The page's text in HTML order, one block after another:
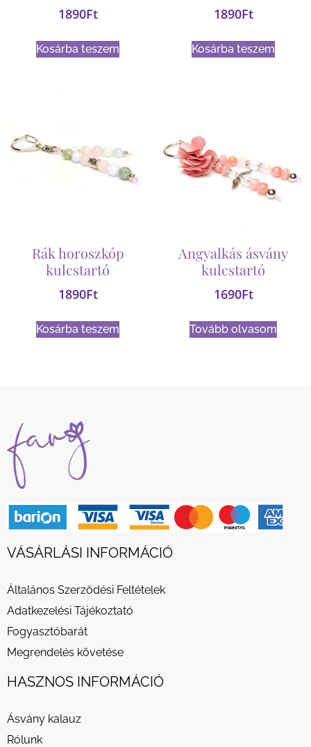
1890Ft
Kosárba teszem
1890Ft
Kosárba teszem
Rák horoszkóp
kulcstartó
1890Ft
Kosárba teszem
Angyalkás ásvány
kulcstartó
1690Ft
Tovább olvasom
VÁSÁRLÁSI INFORMÁCIÓ
Általános Szerződési Feltételek
Adatkezelési Tájékoztató
Fogyasztóbarát
Megrendelés követése
HASZNOS INFORMÁCIÓ
Ásvány kalauz
Rólunk